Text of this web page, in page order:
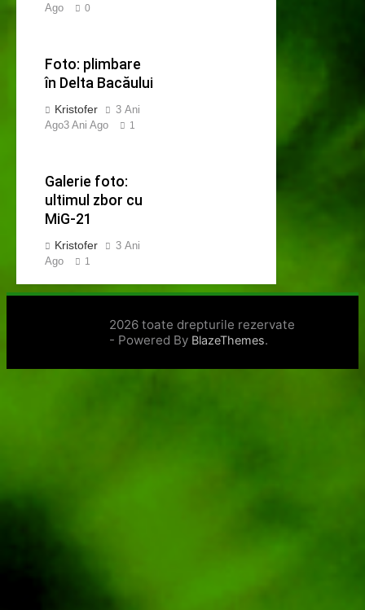
Ago
0
Foto: plimbare
în Delta Bacăului
Kristofer
3 Ani
Ago3 Ani Ago 1
Galerie foto:
ultimul zbor cu
MiG-21
Kristofer
3 Ani
Ago
1
2026 toate drepturile rezervate
- Powered By BlazeThemes.